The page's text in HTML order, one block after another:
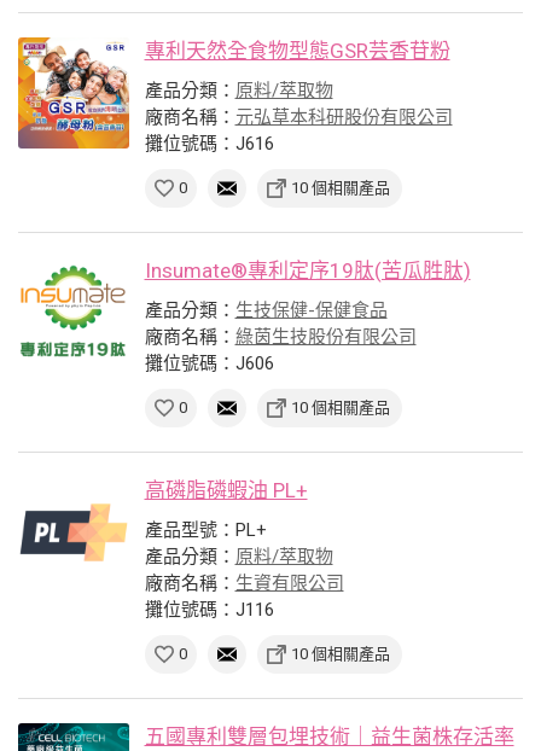
專利天然全食物型態GSR芸香苷粉
產品分類： 原料/萃取物
廠商名稱： 元弘草本科研股份有限公司
攤位號碼：J616
0 10 個相關產品
Insumate®專利定序19肽(苦瓜胜肽)
產品分類： 生技保健-保健食品
廠商名稱： 綠茵生技股份有限公司
攤位號碼：J606
0 10 個相關產品
高磷脂磷蝦油 PL+
產品型號：PL+
產品分類： 原料/萃取物
廠商名稱： 生資有限公司
攤位號碼：J116
0 10 個相關產品
五國專利雙層包埋技術｜益生菌株存活率